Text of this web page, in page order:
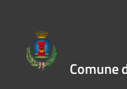
Comune